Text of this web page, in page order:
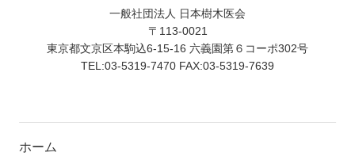
一般社団法人 日本樹木医会
〒113-0021
東京都文京区本駒込6-15-16 六義園第６コーポ302号
TEL:03-5319-7470 FAX:03-5319-7639
ホーム